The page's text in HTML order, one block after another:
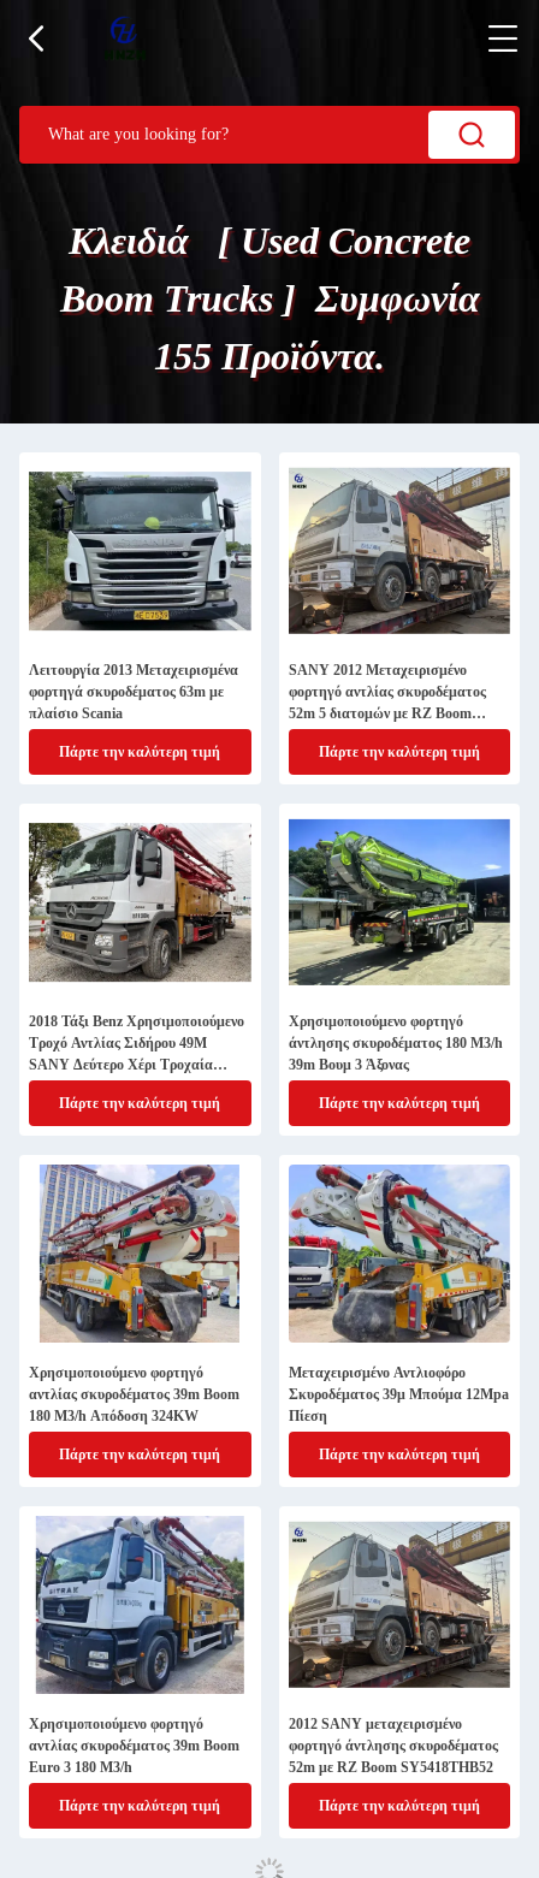
Κλειδιά [ Used Concrete
Boom Trucks ] Συμφωνία
155 Προϊόντα.
Λειτουργία 2013 Μεταχειρισμένα
φορτηγά σκυροδέματος 63m με
πλαίσιο Scania
Πάρτε την καλύτερη τιμή
SANY 2012 Μεταχειρισμένο
φορτηγό αντλίας σκυροδέματος
52m 5 διατομών με RZ Boom
SY5418THB52
Πάρτε την καλύτερη τιμή
2018 Τάξι Benz Χρησιμοποιούμενο
Τροχό Αντλίας Σιδήρου 49M
SANY Δεύτερο Χέρι Τροχαία
Σιδήρου
Πάρτε την καλύτερη τιμή
Χρησιμοποιούμενο φορτηγό
άντλησης σκυροδέματος 180 M3/h
39m Βουμ 3 Άξονας
Πάρτε την καλύτερη τιμή
Χρησιμοποιούμενο φορτηγό
αντλίας σκυροδέματος 39m Boom
180 M3/h Απόδοση 324KW
Πάρτε την καλύτερη τιμή
Μεταχειρισμένο Αντλιοφόρο
Σκυροδέματος 39μ Μπούμα 12Mpa
Πίεση
Πάρτε την καλύτερη τιμή
Χρησιμοποιούμενο φορτηγό
αντλίας σκυροδέματος 39m Boom
Euro 3 180 M3/h
Πάρτε την καλύτερη τιμή
2012 SANY μεταχειρισμένο
φορτηγό άντλησης σκυροδέματος
52m με RZ Boom SY5418THB52
Πάρτε την καλύτερη τιμή